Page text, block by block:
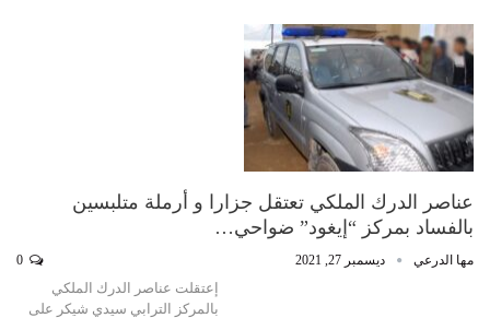
عناصر الدرك الملكي تعتقل جزارا و أرملة متلبسين
بالفساد بمركز “إيغود” ضواحي…
مها الدرعي ديسمبر 27, 2021
إعتقلت عناصر الدرك الملكي
بالمركز الترابي سيدي شيكر على